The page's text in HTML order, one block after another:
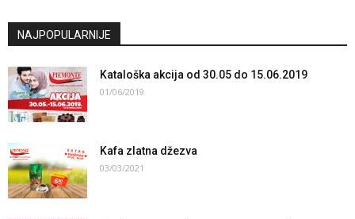
NAJPOPULARNIJE
Kataloška akcija od 30.05 do 15.06.2019
01/06/2019
Kafa zlatna džezva
03/03/2021